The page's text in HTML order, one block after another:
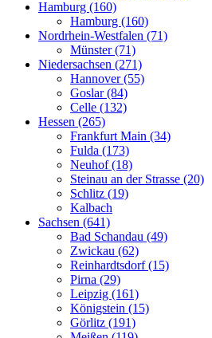
Hamburg (160)
Hamburg (160)
Nordrhein-Westfalen (71)
Münster (71)
Niedersachsen (271)
Hannover (55)
Goslar (84)
Celle (132)
Hessen (265)
Frankfurt Main (34)
Fulda (173)
Neuhof (18)
Steinau an der Strasse (20)
Schlitz (19)
Kalbach
Sachsen (641)
Bad Schandau (49)
Zwickau (62)
Reinhardtsdorf (15)
Pirna (29)
Leipzig (161)
Königstein (15)
Görlitz (191)